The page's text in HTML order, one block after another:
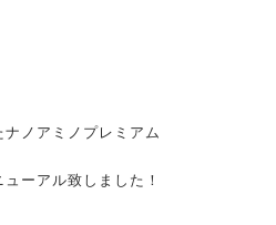
ノアミノプレミアム
ーアル致しました！